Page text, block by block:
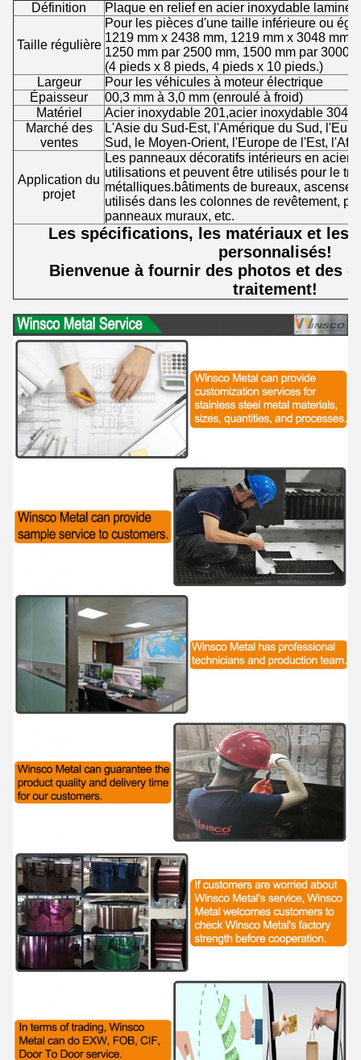
Définition Plaque en relief en acier inoxydable
Taille régulière
Pour les pièces d'une taille inférieure ou
1219 mm x 2438 mm, 1219 mm x 3048 mm,
1250 mm par 2500 mm, 1500 mm par 3000
(4 pieds x 8 pieds, 4 pieds x 10 pieds.)
Largeur
Pour les véhicules à moteur électrique
Épaisseur
00,3 mm à 3,0 mm (enroulé à froid)
Matériel
Acier inoxydable 201,acier inoxydable
Marché des
ventes
L'Asie du Sud-Est, l'Amérique du Sud,
Sud, le Moyen-Orient, l'Europe de l'Est,
Application du
projet
Les panneaux décoratifs intérieurs en acier
utilisations et peuvent être utilisés pour le
métalliques.bâtiments de bureaux,
utilisés dans les colonnes de revêtement,
panneaux muraux, etc.
Les spécifications, les matériaux et les
personnalisés!
Bienvenue à fournir des photos et des
traitement!